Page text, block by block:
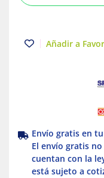
color
Añadir a
Envío gratis en
El envío gratis
cuentan con la
está sujeto a